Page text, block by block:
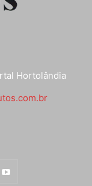
Hortolândia